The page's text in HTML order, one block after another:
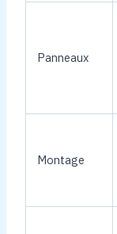
Panneaux
Montage